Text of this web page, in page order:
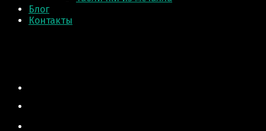
Блог
Контакты